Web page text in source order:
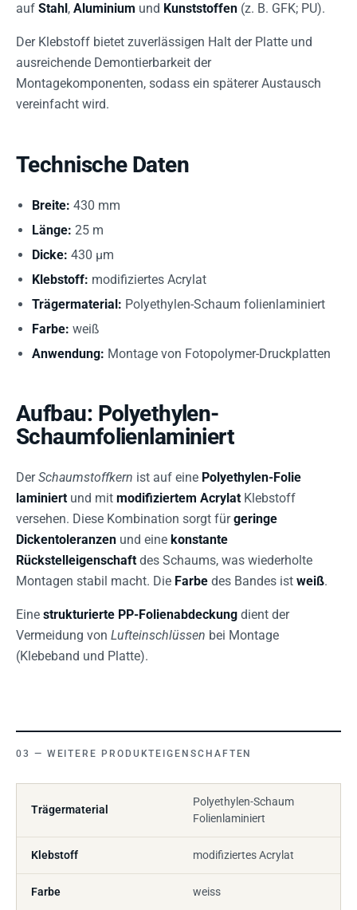
auf Stahl, Aluminium und Kunststoffen (z. B. GFK; PU).
Der Klebstoff bietet zuverlässigen Halt der Platte und
ausreichende Demontierbarkeit der
Montagekomponenten, sodass ein späterer Austausch
vereinfacht wird.
Technische Daten
Breite: 430 mm
Länge: 25 m
Dicke: 430 µm
Klebstoff: modifiziertes Acrylat
Trägermaterial: Polyethylen-Schaum folienlaminiert
Farbe: weiß
Anwendung: Montage von Fotopolymer-Druckplatten
Aufbau: Polyethylen-
Schaumfolienlaminiert
DerSchaumstoffkern ist auf eine Polyethylen-Folie
laminiert und mit modifiziertem Acrylat Klebstoff
versehen. Diese Kombination sorgt fürgeringe
Dickentoleranzen und eine konstante
Rückstelleigenschaft des Schaums, was wiederholte
Montagen stabil macht. Die Farbe des Bandes ist weiß.
Eine strukturierte PP-Folienabdeckung dient der
Vermeidung von Lufteinschlüssen bei Montage
(Klebeband und Platte).
WEITERE PRODUKTEIGENSCHAFTEN
Trägermaterial
Polyethylen-Schaum
Folienlaminiert
Klebstoff modifiziertes Acrylat
Farbe weiss